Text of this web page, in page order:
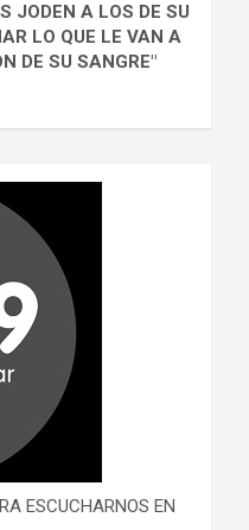
JODEN A LOS DE SU
LO QUE LE VAN A
DE SU SANGRE"
ESCUCHARNOS EN